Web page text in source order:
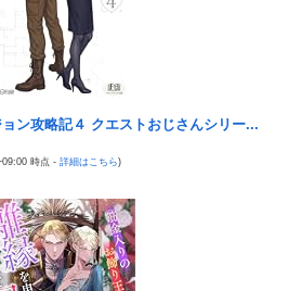
頭がどうかしてるのか？」と某メディ
ミ殺到、自分で本屋を作るとかそうい
配信で追って見ると…
トの女の子！ホテルへ。寝ている彼女
青入れてる奴は全員バカです」→30万再
本部長」失職ｗｗｗｗｗｗｗｗｗ
ン攻略記４ クエストおじさんシリー...
時点 - 詳細はこちら)